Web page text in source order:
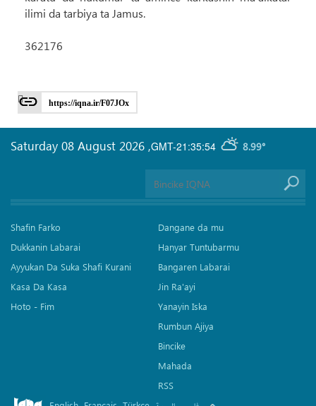
ilimi da tarbiya ta Jamus.
362176
https://iqna.ir/F07JOx
GMT-21:35:54 8.99°
Saturday 08 August 2026 ,
Shafin Farko
Dukkanin Labarai
Ayyukan Da Suka Shafi Kurani
Kasa Da Kasa
Hoto - Fim
Dangane da mu
Hanyar Tuntubarmu
Bangaren Labarai
Jin Ra'ayi
Yanayin Iska
Rumbun Ajiya
Bincike
Mahada
RSS